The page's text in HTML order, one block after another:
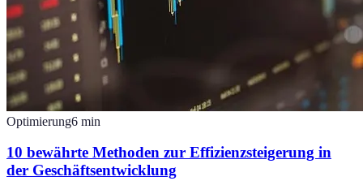
Optimierung6 min
10 bewährte Methoden zur Effizienzsteigerung in
der Geschäftsentwicklung